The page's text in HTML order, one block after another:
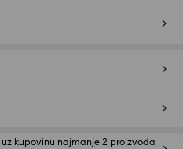
kupovinu najmanje 2 proizvoda